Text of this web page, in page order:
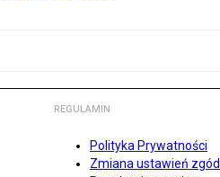
REGULAMIN
Polityka Prywatności
Zmiana ustawień zgód